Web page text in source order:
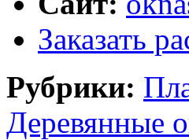
Заказать
Рубрики:
Деревянные